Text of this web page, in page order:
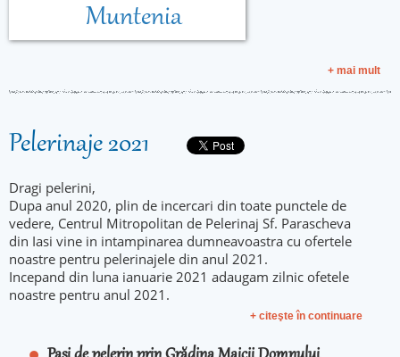
Muntenia
+ mai mult
Pelerinaje 2021
Dragi pelerini,
Dupa anul 2020, plin de incercari din toate punctele de
vedere, Centrul Mitropolitan de Pelerinaj Sf. Parascheva
din Iasi vine in intampinarea dumneavoastra cu ofertele
noastre pentru pelerinajele din anul 2021.
Incepand din luna ianuarie 2021 adaugam zilnic ofetele
noastre pentru anul 2021.
+ citeşte în continuare